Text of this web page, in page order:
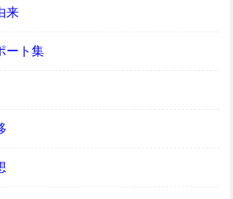
来
ート集